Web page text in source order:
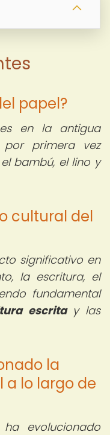
papel?
en la antigua
primera vez
bambú, el lino y
cultural del
significativo en
la escritura, el
fundamental
escritay las
la
lo largo de
evolucionado